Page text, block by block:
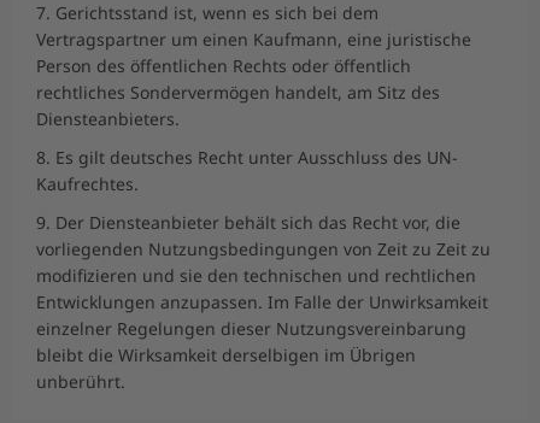
7. Gerichtsstand ist, wenn es sich bei dem
Vertragspartner um einen Kaufmann, eine juristische
Person des öffentlichen Rechts oder öffentlich
rechtliches Sondervermögen handelt, am Sitz des
Diensteanbieters.
8. Es gilt deutsches Recht unter Ausschluss des UN-
Kaufrechtes.
9. Der Diensteanbieter behält sich das Recht vor, die
vorliegenden Nutzungsbedingungen von Zeit zu Zeit zu
modifizieren und sie den technischen und rechtlichen
Entwicklungen anzupassen. Im Falle der Unwirksamkeit
einzelner Regelungen dieser Nutzungsvereinbarung
bleibt die Wirksamkeit derselbigen im Übrigen
unberührt.